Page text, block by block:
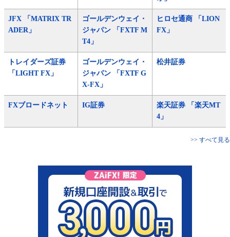
JFX 「MATRIX TR
ADER」
ゴールデンウェイ・
ジャパン 「FXTF M
T4」
ヒロセ通商 「LION
FX」
トレイダーズ証券
「LIGHT FX」
ゴールデンウェイ・
ジャパン 「FXTF G
X-FX」
松井証券
FXブロードネット IG証券
楽天証券 「楽天MT
4」
>> すべて見る